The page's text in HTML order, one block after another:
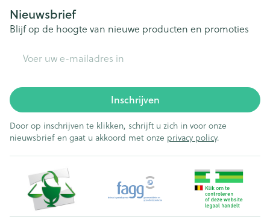
Nieuwsbrief
Blijf op de hoogte van nieuwe producten en promoties
Inschrijven
Door op inschrijven te klikken, schrijft u zich in voor onze
nieuwsbrief en gaat u akkoord met onze privacy policy.